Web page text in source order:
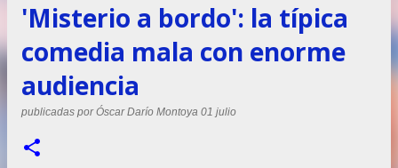
'Misterio a bordo': la típica
comedia mala con enorme
audiencia
publicadas porÓscar Darío Montoya 01 julio